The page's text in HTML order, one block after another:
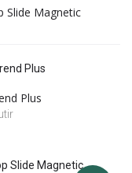
Slide Magnetic
Plus